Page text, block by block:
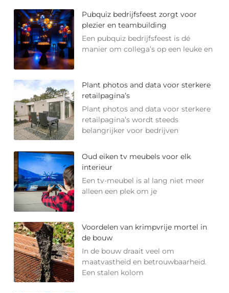
Pubquiz bedrijfsfeest zorgt voor
plezier en teambuilding
Een pubquiz bedrijfsfeest is dé
manier om collega’s op een leuke en
Plant photos and data voor sterkere
retailpagina’s
Plant photos and data voor sterkere
retailpagina’s wordt steeds
belangrijker voor bedrijven
Oud eiken tv meubels voor elk
interieur
Een tv-meubel is al lang niet meer
alleen een plek om je
Voordelen van krimpvrije mortel in
de bouw
In de bouw draait veel om
maatvastheid en betrouwbaarheid.
Een stalen kolom